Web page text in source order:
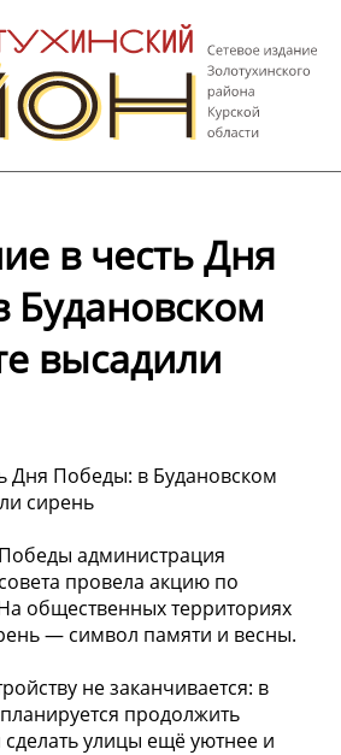
в честь Дня
Будановском
высадили
Дня Победы: в Будановском
сирень
администрация
провела акцию по
общественных территориях
— символ памяти и весны.
не заканчивается: в
продолжить
улицы ещё уютнее и